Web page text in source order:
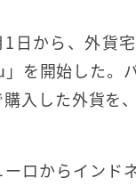
日から、外貨
を開始した。
入した外貨を
ロからインド